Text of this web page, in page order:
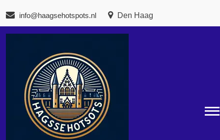
de
inhoud
info@haagsehotspots.nl Den Haag